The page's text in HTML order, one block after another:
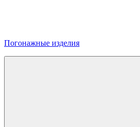
Погонажные изделия